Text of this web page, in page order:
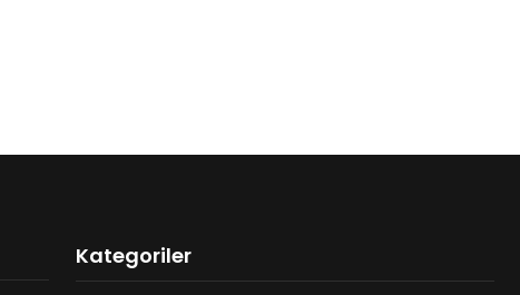
Kategoriler